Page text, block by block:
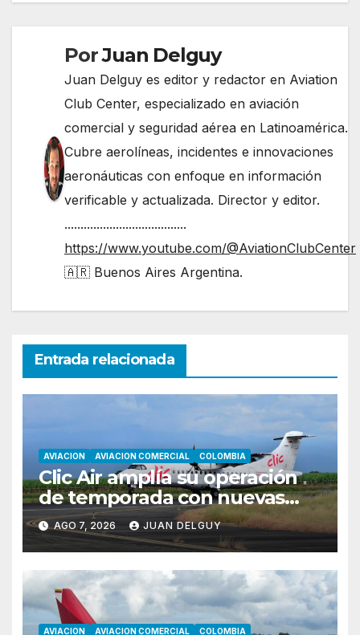
PorJuan Delguy
Juan Delguy es editor y redactor en Aviation
Club Center, especializado en aviación
comercial y seguridad aérea en Latinoamérica.
Cubre aerolíneas, incidentes e innovaciones
aeronáuticas con enfoque en información
verificable y actualizada. Director y editor.
......................................
https://www.youtube.com/@AviationClubCenter
🇦🇷 Buenos Aires Argentina.
Entrada relacionada
AVIACION AVIACION COMERCIAL COLOMBIA
Clic Air amplía su operación
de temporada con nuevas
rutas hacia Cartagena y Tolú
AGO 7, 2026 JUAN DELGUY
AVIACION AVIACION COMERCIAL COLOMBIA